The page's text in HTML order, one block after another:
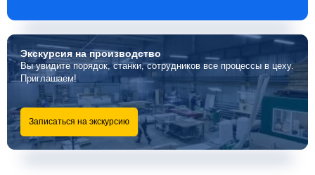
Экскурсияна производство
Вы увидите порядок, станки, сотрудников все процессы в цеху.
Приглашаем!
Записаться на экскурсию